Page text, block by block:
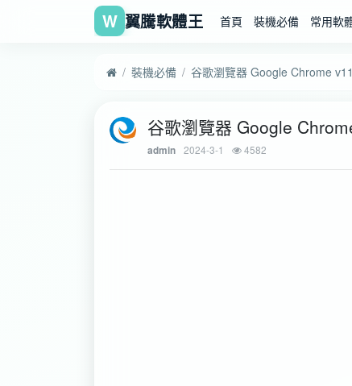
W 翼騰軟體王 首頁 裝機必備 常用軟
裝機必備 谷歌瀏覽器 Google Chrome
谷歌瀏覽器 Google
admin 2024-3-1 4582